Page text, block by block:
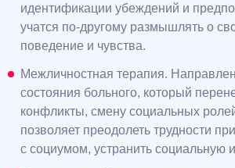
идентификации убеждений и
учатся по-другому размышлять о
поведение и чувства.
Межличностная терапия.
состояния больного, который
конфликты, смену социальных
позволяет преодолеть трудности
с социумом, устранить социальную